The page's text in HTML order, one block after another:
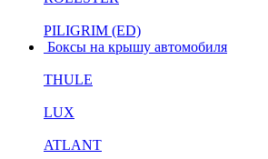
PILIGRIM (ED)
Боксы на крышу автомобиля
THULE
LUX
ATLANT